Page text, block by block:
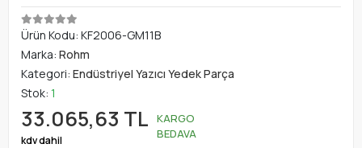
Ürün Kodu: KF2006-GM11B
Marka: Rohm
Kategori: Endüstriyel Yazıcı Yedek Parça
Stok: 1
33.065,63 TL
kdv dahil
KARGO
BEDAVA